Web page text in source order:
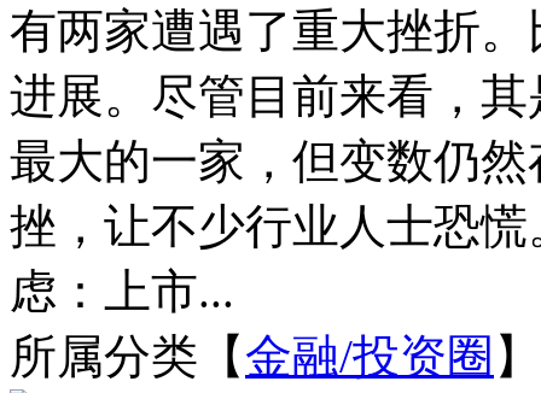
有两家遭遇了重大挫折
进展。尽管目前来看，
最大的一家，但变数仍
挫，让不少行业人士恐
虑：上市...
所属分类【金融/投资圈 】